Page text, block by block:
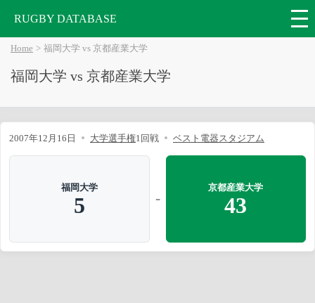
RUGBY DATABASE
Home 福岡大学 vs 京都産業大学
福岡大学 vs 京都産業大学
2007年12月16日 大学選手権1回戦 ベスト電器スタジアム
福岡大学
5 -
京都産業大学
43